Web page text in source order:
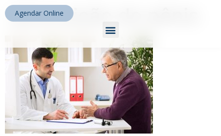
Agendar Online
diminuição do pênis